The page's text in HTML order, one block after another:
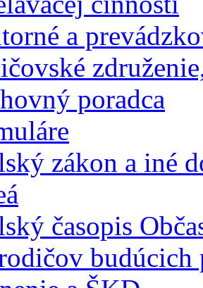
a
poradca
zákon a iné
časopis
budúcich